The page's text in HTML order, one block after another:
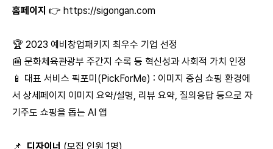
홈페이지 👉 https://sigongan.com
🏆 2023 예비창업패키지 최우수 기업 선정
📰 문화체육관광부 주간지 수록 등 혁신성과 사회적 가치 인정
📱 대표 서비스 픽포미(PickForMe) : 이미지 중심 쇼핑 환경에
서 상세페이지 이미지 요약/설명, 리뷰 요약, 질의응답 등으로 자
기주도 쇼핑을 돕는 AI 앱
📌 디자이너 (모집 인원 1명)